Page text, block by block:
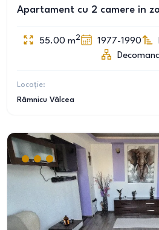
Apartament cu 2 camere in
55.00 m2 1977-1990
Locație:
Râmnicu Vâlcea